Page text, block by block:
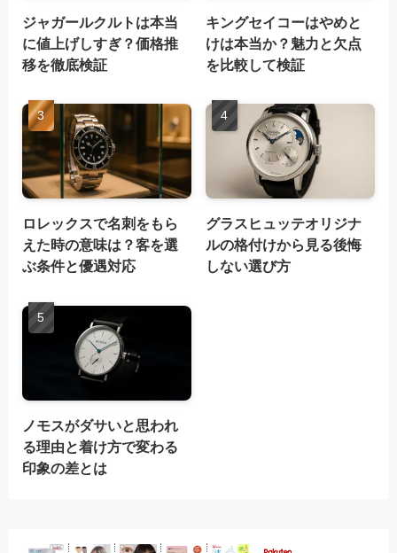
ジャガールクルトは本当
に値上げしすぎ？価格推
移を徹底検証
キングセイコーはやめと
けは本当か？魅力と欠点
を比較して検証
ロレックスで名刺をもら
えた時の意味は？客を選
ぶ条件と優遇対応
グラスヒュッテオリジナ
ルの格付けから見る後悔
しない選び方
ノモスがダサいと思われ
る理由と着け方で変わる
印象の差とは